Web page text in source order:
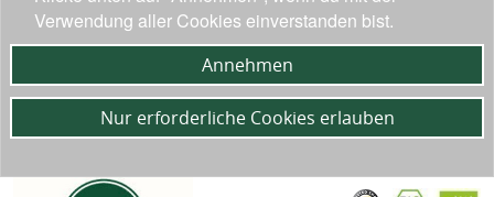
Verwendung aller Cookies einverstanden bist.
Annehmen
Nur erforderliche Cookies erlauben